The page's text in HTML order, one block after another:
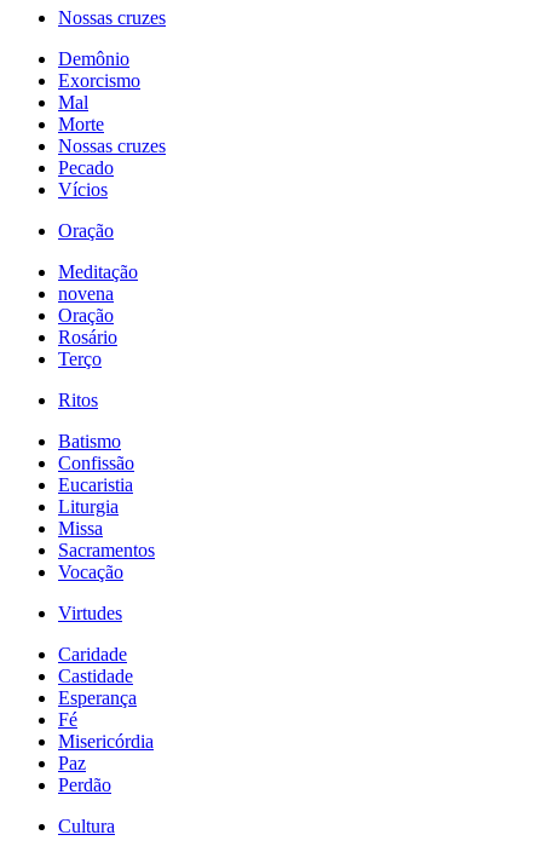
Nossas cruzes
Demônio
Exorcismo
Mal
Morte
Nossas cruzes
Pecado
Vícios
Oração
Meditação
novena
Oração
Rosário
Terço
Ritos
Batismo
Confissão
Eucaristia
Liturgia
Missa
Sacramentos
Vocação
Virtudes
Caridade
Castidade
Esperança
Fé
Misericórdia
Paz
Perdão
Cultura